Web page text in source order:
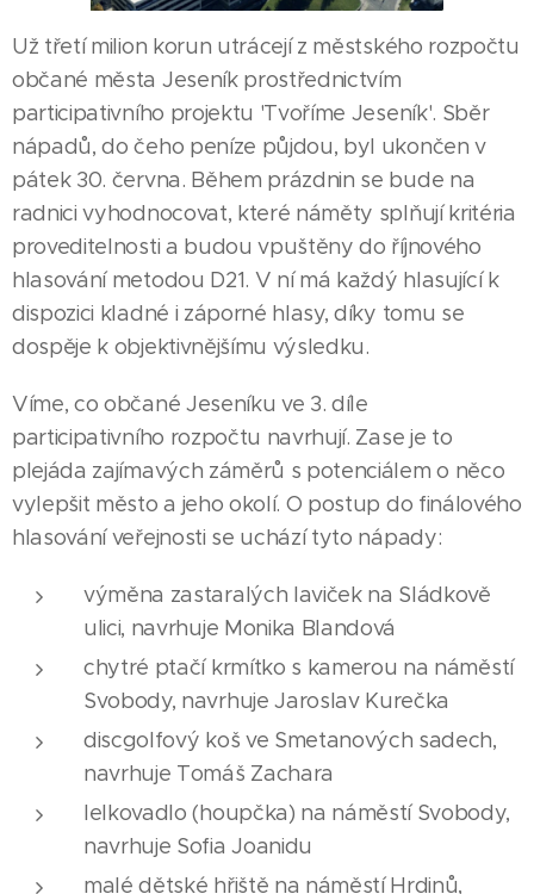
Už třetí milion korun utrácejí z městského rozpočtu
občané města Jeseník prostřednictvím
participativního projektu 'Tvoříme Jeseník'. Sběr
nápadů, do čeho peníze půjdou, byl ukončen v
pátek 30. června. Během prázdnin se bude na
radnici vyhodnocovat, které náměty splňují kritéria
proveditelnosti a budou vpuštěny do říjnového
hlasování metodou D21. V ní má každý hlasující k
dispozici kladné i záporné hlasy, díky tomu se
dospěje k objektivnějšímu výsledku.
Víme, co občané Jeseníku ve 3. díle
participativního rozpočtu navrhují. Zase je to
plejáda zajímavých záměrů s potenciálem o něco
vylepšit město a jeho okolí. O postup do finálového
hlasování veřejnosti se uchází tyto nápady:
výměna zastaralých laviček na Sládkově
ulici, navrhuje Monika Blandová
chytré ptačí krmítko s kamerou na náměstí
Svobody, navrhuje Jaroslav Kurečka
discgolfový koš ve Smetanových sadech,
navrhuje Tomáš Zachara
lelkovadlo (houpčka) na náměstí Svobody,
navrhuje Sofia Joanidu
malé dětské hřiště na náměstí Hrdinů,